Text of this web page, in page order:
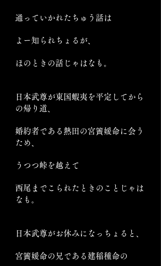
通っていかれたちゅう話は
よー知られちょるが、
ほのときの話じゃはなも。
日本武尊が東国蝦夷を平定してから
の帰り道、
婚約者である熱田の宮簀媛命に会う
ため、
うつつ峠を越えて
西尾までこられたときのことじゃは
なも。
日本武尊がお休みになっちょると、
宮簀媛命の兄である建稲種命の